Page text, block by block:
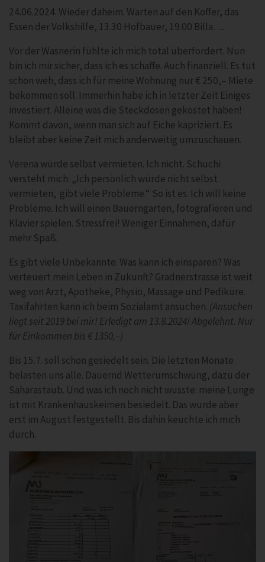
24.06.2024. Wieder daheim. Warten auf den Koffer, das
Essen der Volkshilfe, 13.30 Hofbauer, 19.00 Billa….
Vor der Wasnerin fühlte ich mich total überfordert. Nun
bin ich mir sicher, dass ich es schaffe. Auch finanziell. Es tut
schon weh, dass ich für meine Wohnung nur € 250,– Miete
bekommen soll. Immerhin habe ich in letzter Zeit Einiges
investiert. Alleine was die Steckdosen gekostet haben!
Kommt davon, wenn man sich auf Eiche kapriziert. Es
bleibt aber keine Zeit mich anderweitig umzuschauen.
Verena würde selbst vermieten. Ich nicht. Schuchi
versteht mich: „Ich persönlich würde nicht selbst
vermieten, gibt viele Probleme.“ So ist es. Ich will keine
Probleme. Ich will einen Bauerngarten, fotografieren und
Klavier spielen. Stressfrei! Weniger Einnahmen, dafür
mehr Spaß.
Es gibt viele Unbekannte. Was kann ich einsparen? Was
verteuert mein Leben in Zukunft? Gradnerstrasse ist weit
weg von Arzt, Apotheke, Physio, Massage und Pediküre.
Taxifahrten kann ich beim Sozialamt ansuchen. (Ansuchen
liegt seit 2019 bei mir! Erledigt am 13.8.2024! Abgelehnt. Nur
für Einkommen bis € 1350,–)
Bis 15.7. soll schon gesiedelt sein. Die letzten Monate
belasten uns alle. Dauernd Wetterumschwung, dazu der
Saharastaub. Und was ich noch nicht wusste: meine Lunge
ist mit Krankenhauskeimen besiedelt. Das wurde aber
erst im August festgestellt. Bis dahin keuchte ich mich
durch.